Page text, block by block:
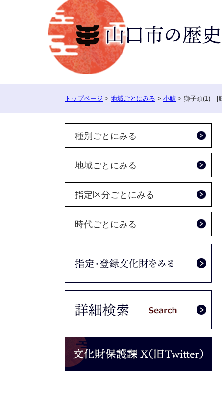
トップページ > 地域ごとにみる > 小鯖 > 獅子頭(1) [
種別ごとにみる
地域ごとにみる
指定区分ごとにみる
時代ごとにみる